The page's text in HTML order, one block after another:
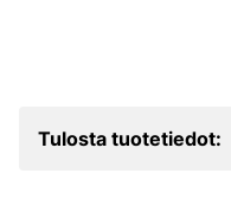
Tulosta tuotetiedot: